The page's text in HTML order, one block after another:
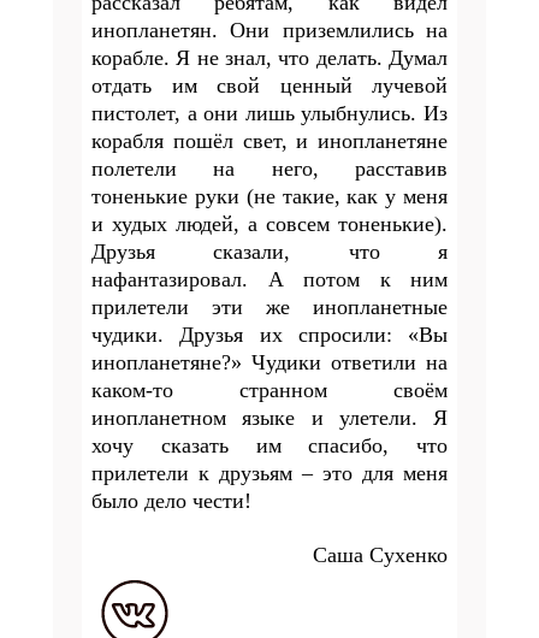
инопланетян. Они приземлились на
корабле. Я не знал, что делать. Думал
отдать им свой ценный лучевой
пистолет, а они лишь улыбнулись. Из
корабля пошёл свет, и инопланетяне
полетели на него, расставив
тоненькие руки (не такие, как у меня
и худых людей, а совсем тоненькие).
Друзья сказали, что я
нафантазировал. А потом к ним
прилетели эти же инопланетные
чудики. Друзья их спросили: «Вы
инопланетяне?» Чудики ответили на
каком-то странном своём
инопланетном языке и улетели. Я
хочу сказать им спасибо, что
прилетели к друзьям – это для меня
было дело чести!
Саша Сухенко